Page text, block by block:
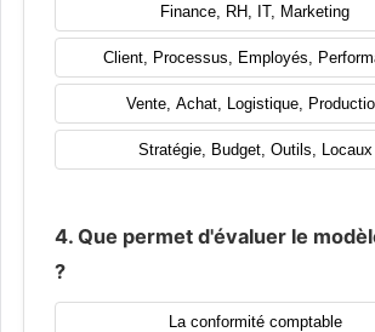
Finance, RH, IT, Marketing
Client, Processus, Employés,
Vente, Achat, Logistique,
Stratégie, Budget, Outils, Locaux
4. Que permet d'évaluer le
?
La conformité comptable